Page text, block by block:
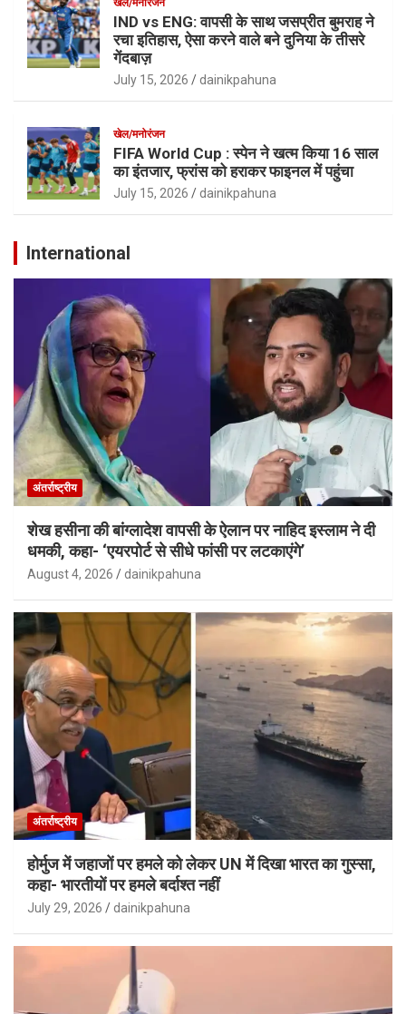
खेल/मनोरंजन
IND vs ENG: वापसी के साथ जसप्रीत बुमराह ने
रचा इतिहास, ऐसा करने वाले बने दुनिया के तीसरे
गेंदबाज़
July 15, 2026 dainikpahuna
खेल/मनोरंजन
FIFA World Cup : स्पेन ने खत्म किया 16 साल
का इंतजार, फ्रांस को हराकर फाइनल में पहुंचा
July 15, 2026 dainikpahuna
International
अंतर्राष्ट्रीय
शेख हसीना की बांग्लादेश वापसी के ऐलान पर नाहिद इस्लाम ने दी
धमकी, कहा- ‘एयरपोर्ट से सीधे फांसी पर लटकाएंगे’
August 4, 2026 dainikpahuna
अंतर्राष्ट्रीय
होर्मुज में जहाजों पर हमले को लेकर UN में दिखा भारत का गुस्सा,
कहा- भारतीयों पर हमले बर्दाश्त नहीं
July 29, 2026 dainikpahuna